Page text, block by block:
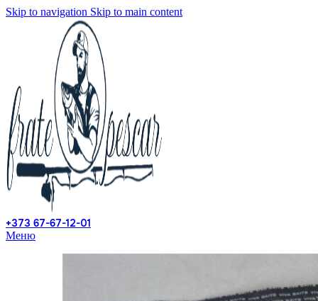
Skip to navigation Skip to main content
+373 67-67-12-01
Меню